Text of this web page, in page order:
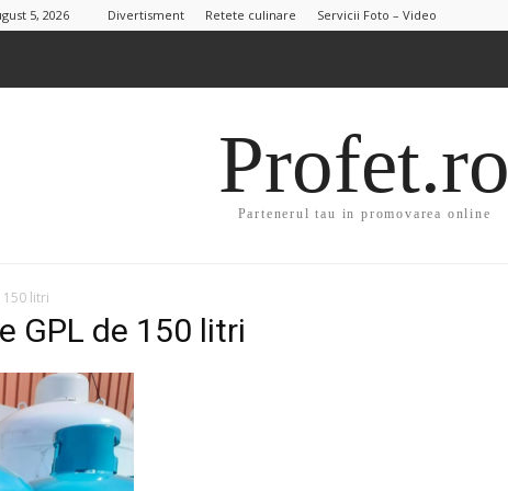
5, 2026 Divertisment Retete culinare Servicii Foto – Video
Profet.ro
Partenerul tau in promovarea online
150 litri
GPL de 150 litri